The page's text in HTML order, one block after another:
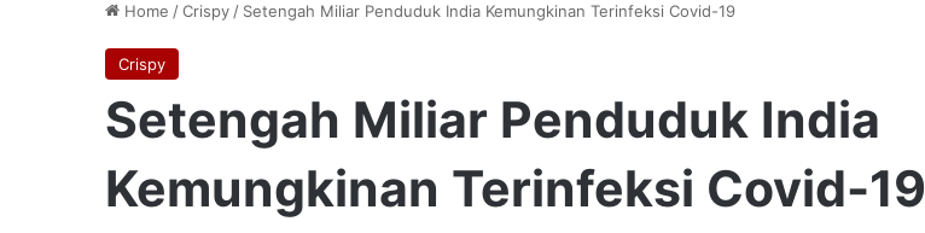
Home /Crispy / Setengah Miliar Penduduk India Kemungkinan Terinfeksi Covid-19
Crispy
Setengah Miliar Penduduk India
Kemungkinan Terinfeksi Covid-19